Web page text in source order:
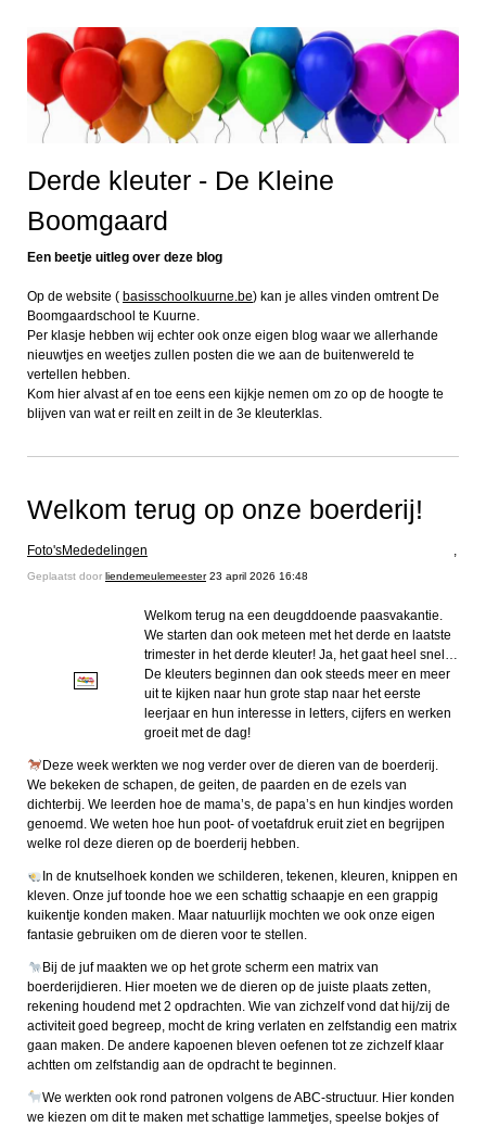
Derde kleuter - De Kleine
Boomgaard
Een beetje uitleg over deze blog
Op de website ( basisschoolkuurne.be) kan je alles vinden omtrent De
Boomgaardschool te Kuurne.
Per klasje hebben wij echter ook onze eigen blog waar we allerhande
nieuwtjes en weetjes zullen posten die we aan de buitenwereld te
vertellen hebben.
Kom hier alvast af en toe eens een kijkje nemen om zo op de hoogte te
blijven van wat er reilt en zeilt in de 3e kleuterklas.
Welkom terug op onze boerderij!
Foto's ,
Mededelingen
Geplaatst door liendemeulemeester 23 april 2026 16:48
Welkom terug na een deugddoende paasvakantie.
We starten dan ook meteen met het derde en laatste
trimester in het derde kleuter! Ja, het gaat heel snel…
De kleuters beginnen dan ook steeds meer en meer
uit te kijken naar hun grote stap naar het eerste
leerjaar en hun interesse in letters, cijfers en werken
groeit met de dag!
Deze week werkten we nog verder over de dieren van de boerderij.
We bekeken de schapen, de geiten, de paarden en de ezels van
dichterbij. We leerden hoe de mama’s, de papa’s en hun kindjes worden
genoemd. We weten hoe hun poot- of voetafdruk eruit ziet en begrijpen
welke rol deze dieren op de boerderij hebben.
In de knutselhoek konden we schilderen, tekenen, kleuren, knippen en
kleven. Onze juf toonde hoe we een schattig schaapje en een grappig
kuikentje konden maken. Maar natuurlijk mochten we ook onze eigen
fantasie gebruiken om de dieren voor te stellen.
Bij de juf maakten we op het grote scherm een matrix van
boerderijdieren. Hier moeten we de dieren op de juiste plaats zetten,
rekening houdend met 2 opdrachten. Wie van zichzelf vond dat hij/zij de
activiteit goed begreep, mocht de kring verlaten en zelfstandig een matrix
gaan maken. De andere kapoenen bleven oefenen tot ze zichzelf klaar
achtten om zelfstandig aan de opdracht te beginnen.
We werkten ook rond patronen volgens de ABC-structuur. Hier konden
we kiezen om dit te maken met schattige lammetjes, speelse bokjes of